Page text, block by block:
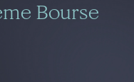
Bourse